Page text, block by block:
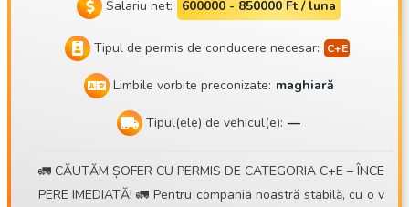
Salariu net: 600000 - 850000 Ft / luna
Tipul de permis de conducere necesar:
Limbile vorbite preconizate: maghiară
Tipul(ele) de vehicul(e): —
🚛 CĂUTĂM ȘOFER CU PERMIS DE CATEGORIA C+E – ÎNCE
PERE IMEDIATĂ! 🚛 Pentru compania noastră stabilă, cu o v